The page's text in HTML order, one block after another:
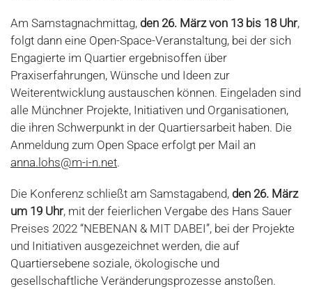
Am Samstagnachmittag, den 26. März von 13 bis 18 Uhr,
folgt dann eine Open-Space-Veranstaltung, bei der sich
Engagierte im Quartier ergebnisoffen über
Praxiserfahrungen, Wünsche und Ideen zur
Weiterentwicklung austauschen können. Eingeladen sind
alle Münchner Projekte, Initiativen und Organisationen,
die ihren Schwerpunkt in der Quartiersarbeit haben. Die
Anmeldung zum Open Space erfolgt per Mail an
anna.lohs@m-i-n.net.
Die Konferenz schließt am Samstagabend, den 26. März
um 19 Uhr, mit der feierlichen Vergabe des Hans Sauer
Preises 2022 “NEBENAN & MIT DABEI”, bei der Projekte
und Initiativen ausgezeichnet werden, die auf
Quartiersebene soziale, ökologische und
gesellschaftliche Veränderungsprozesse anstoßen.